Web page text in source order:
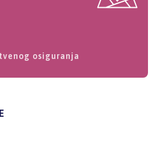
osiguranja